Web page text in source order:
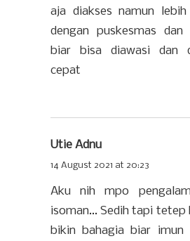
aja diakses namun
dengan puskesmas
biar bisa diawasi dan
cepat
Utie Adnu
14 August 2021 at 20:23
Aku nih mpo
isoman... Sedih tapi tetep
bikin bahagia biar imun